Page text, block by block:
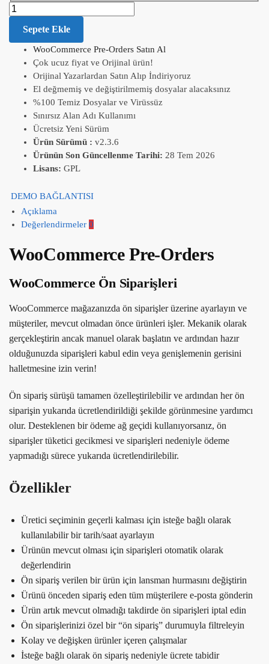
Sepete Ekle
WooCommerce Pre-Orders Satın Al
Çok ucuz fiyat ve Orijinal ürün!
Orijinal Yazarlardan Satın Alıp İndiriyoruz
El değmemiş ve değiştirilmemiş dosyalar alacaksınız
%100 Temiz Dosyalar ve Virüssüz
Sınırsız Alan Adı Kullanımı
Ücretsiz Yeni Sürüm
Ürün Sürümü : v2.3.6
Ürünün Son Güncellenme Tarihi: 28 Tem 2026
Lisans: GPL
DEMO BAĞLANTISI
Açıklama
Değerlendirmeler 0
WooCommerce Pre-Orders
WooCommerce Ön Siparişleri
WooCommerce mağazanızda ön siparişler üzerine ayarlayın ve
müşteriler, mevcut olmadan önce ürünleri işler. Mekanik olarak
gerçekleştirin ancak manuel olarak başlatın ve ardından hazır
olduğunuzda siparişleri kabul edin veya genişlemenin gerisini
halletmesine izin verin!
Ön sipariş sürüşü tamamen özelleştirilebilir ve ardından her ön
siparişin yukarıda ücretlendirildiği şekilde görünmesine yardımcı
olur. Desteklenen bir ödeme ağ geçidi kullanıyorsanız, ön
siparişler tüketici gecikmesi ve siparişleri nedeniyle ödeme
yapmadığı sürece yukarıda ücretlendirilebilir.
Özellikler
Üretici seçiminin geçerli kalması için isteğe bağlı olarak
kullanılabilir bir tarih/saat ayarlayın
Ürünün mevcut olması için siparişleri otomatik olarak
değerlendirin
Ön sipariş verilen bir ürün için lansman hurmasını değiştirin
Ürünü önceden sipariş eden tüm müşterilere e-posta gönderin
Ürün artık mevcut olmadığı takdirde ön siparişleri iptal edin
Ön siparişlerinizi özel bir “ön sipariş” durumuyla filtreleyin
Kolay ve değişken ürünler içeren çalışmalar
İsteğe bağlı olarak ön sipariş nedeniyle ücrete tabidir